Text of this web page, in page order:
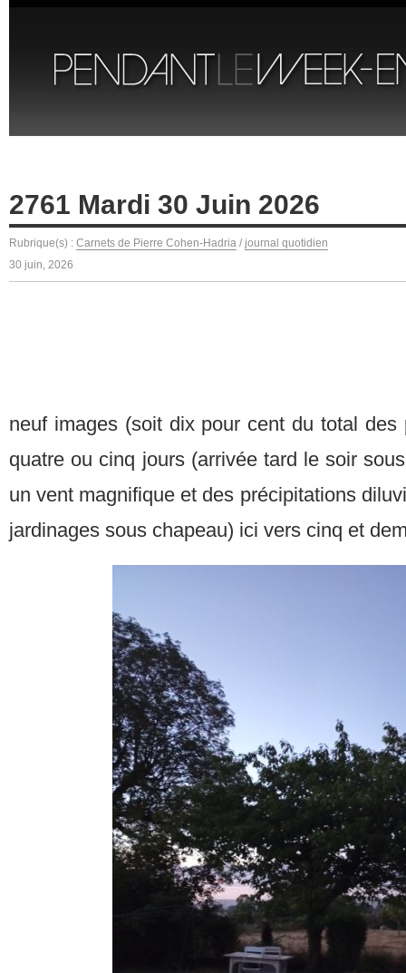
2761 Mardi 30 Juin 2026
Rubrique(s) : Carnets de Pierre Cohen-Hadria / journal quotidien
30 juin, 2026
neuf images (soit dix pour cent du total
quatre ou cinq jours (arrivée tard le soir
un vent magnifique et des précipitations
jardinages sous chapeau) ici vers cinq et